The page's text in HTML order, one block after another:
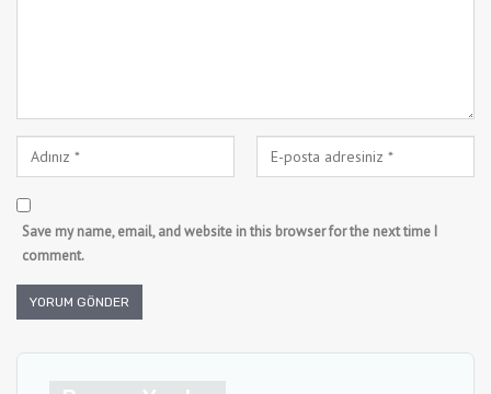
Save my name, email, and website in this browser for the next time I
comment.